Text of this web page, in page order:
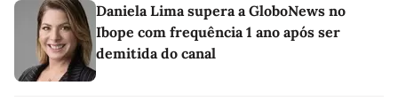
Daniela Lima supera a GloboNews no
Ibope com frequência 1 ano após ser
demitida do canal